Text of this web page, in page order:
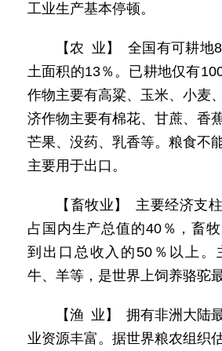
工业生产基本停顿。
【农 业】 全国有可耕地
土面积的13％。已耕地仅有
作物主要有高粱、玉米、小麦
济作物主要有棉花、甘蔗、香
芒果、没药、乳香等。粮食不
主要用于出口。
【畜牧业】 主要经济支
占国内生产总值的40％，畜
到出口总收入的50％以上。
牛、羊等，是世界上饲养骆驼
【渔 业】 拥有非洲大陆
业资源丰富。据世界粮农组织